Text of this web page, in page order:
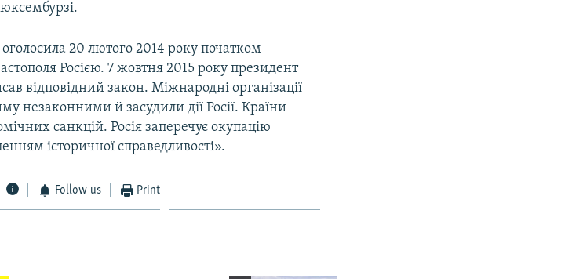
20 лютого 2014 року початком
Росією. 7 жовтня 2015 року президент
відповідний закон. Міжнародні організації
незаконними й засудили дії Росії. Країни
санкцій. Росія заперечує окупацію
історичної справедливості».
Follow us Print